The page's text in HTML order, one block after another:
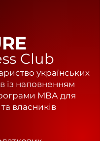
Club
українських
із наповненням
МВА для
власників